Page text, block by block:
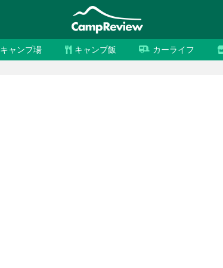
キャンプ場 キャンプ飯 カーライフ